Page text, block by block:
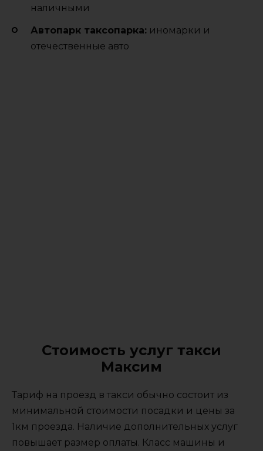
наличными
Автопарк таксопарка: иномарки и
отечественные авто
Стоимость услуг такси
Максим
Тариф на проезд в такси обычно состоит из
минимальной стоимости посадки и цены за
1км проезда. Наличие дополнительных услуг
повышает размер оплаты. Класс машины и